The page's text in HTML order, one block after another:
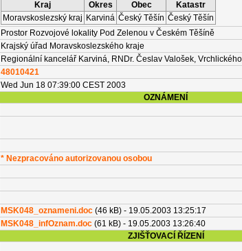
Kraj Okres Obec
Katastr
Moravskoslezský kraj Karviná Český Těšín Český Těšín
Prostor Rozvojové lokality Pod Zelenou v Českém Těšíně
Krajský úřad Moravskoslezského kraje
Regionální kancelář Karviná, RNDr. Česlav Valošek,
48010421
Wed Jun 18 07:39:00 CEST 2003
OZNÁMENÍ
* Nezpracováno autorizovanou osobou
MSK048_oznameni.doc (46 kB) - 19.05.2003 13:25:17
MSK048_infOznam.doc (61 kB) - 19.05.2003 13:26:40
ZJIŠŤOVACÍ ŘÍZENÍ